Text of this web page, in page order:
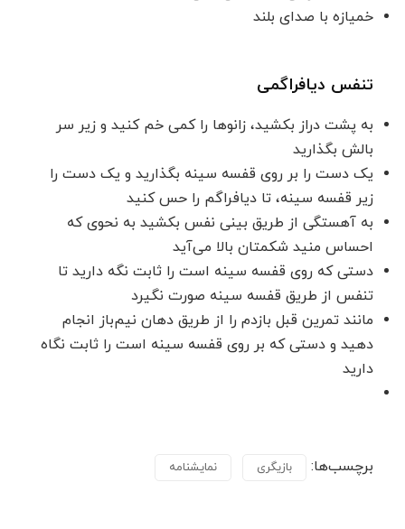
خمیازه با صدای بلند
تنفس دیافراگمی
به پشت دراز بکشید، زانوها را کمی خم کنید و زیر سر
بالش بگذارید
یک دست را بر روی قفسه سینه بگذارید و یک دست را
زیر قفسه سینه، تا دیافراگم را حس کنید
به آهستگی از طریق بینی نفس بکشید به نحوی که
احساس منید شکمتان بالا می‌آید
دستی که روی قفسه سینه است را ثابت نگه دارید تا
تنفس از طریق قفسه سینه صورت نگیرد
مانند تمرین قبل بازدم را از طریق دهان نیم‌باز انجام
دهید و دستی که بر روی قفسه سینه است را ثابت نگاه
دارید
برچسب‌ها: بازیگری نمایشنامه